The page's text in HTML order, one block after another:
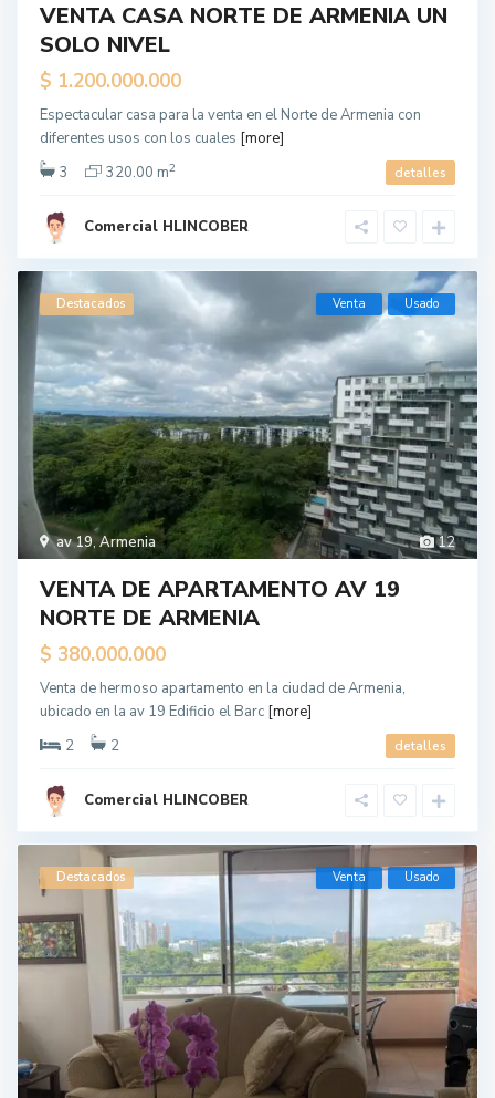
VENTA CASA NORTE DE ARMENIA UN
SOLO NIVEL
$ 1.200.000.000
Espectacular casa para la venta en el Norte de Armenia con
diferentes usos con los cuales [more]
3
320.00 m2 detalles
Comercial HLINCOBER
12
av 19,Armenia
Destacados Venta Usado
VENTA DE APARTAMENTO AV 19
NORTE DE ARMENIA
$ 380.000.000
Venta de hermoso apartamento en la ciudad de Armenia,
ubicado en la av 19 Edificio el Barc [more]
2
2 detalles
Comercial HLINCOBER
Destacados Venta Usado